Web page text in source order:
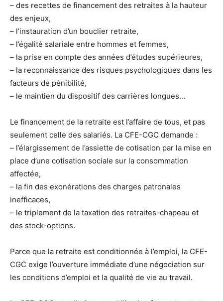
– des recettes de financement des retraites à la hauteur
des enjeux,
– l’instauration d’un bouclier retraite,
– l’égalité salariale entre hommes et femmes,
– la prise en compte des années d’études supérieures,
– la reconnaissance des risques psychologiques dans les
facteurs de pénibilité,
– le maintien du dispositif des carrières longues…
Le financement de la retraite est l’affaire de tous, et pas
seulement celle des salariés. La CFE-CGC demande :
– l’élargissement de l’assiette de cotisation par la mise en
place d’une cotisation sociale sur la consommation
affectée,
– la fin des exonérations des charges patronales
inefficaces,
– le triplement de la taxation des retraites-chapeau et
des stock-options.
Parce que la retraite est conditionnée à l’emploi, la CFE-
CGC exige l’ouverture immédiate d’une négociation sur
les conditions d’emploi et la qualité de vie au travail.